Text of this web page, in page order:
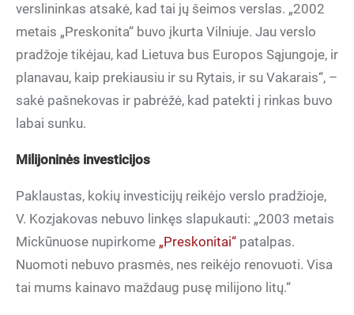
verslininkas atsakė, kad tai jų šeimos verslas. „2002
metais „Preskonita“ buvo įkurta Vilniuje. Jau verslo
pradžoje tikėjau, kad Lietuva bus Europos Sąjungoje, ir
planavau, kaip prekiausiu ir su Rytais, ir su Vakarais“, –
sakė pašnekovas ir pabrėžė, kad patekti į rinkas buvo
labai sunku.
Milijoninės investicijos
Paklaustas, kokių investicijų reikėjo verslo pradžioje,
V. Kozjakovas nebuvo linkęs slapukauti: „2003 metais
Mickūnuose nupirkome „Preskonitai“ patalpas.
Nuomoti nebuvo prasmės, nes reikėjo renovuoti. Visa
tai mums kainavo maždaug pusę milijono litų.“